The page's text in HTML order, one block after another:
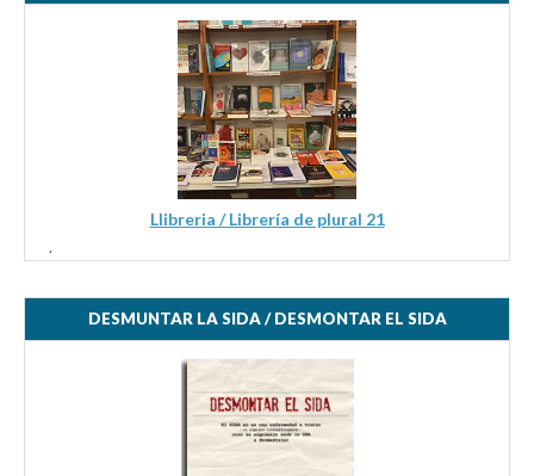
Llibreria / Librería de plural 21
.
DESMUNTAR LA SIDA / DESMONTAR EL SIDA